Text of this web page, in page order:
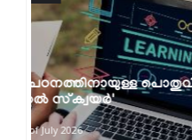
റവന്യൂ സേവനങ്ങള്‍
സിംഗിള്‍ സൈന്‍
റവന്യു...
22nd of July 2026